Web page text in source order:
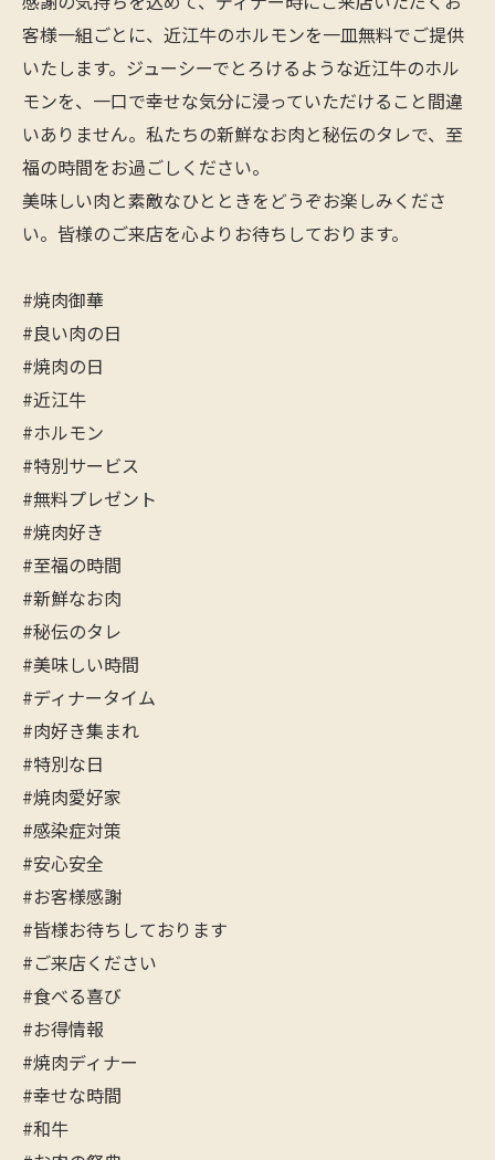
客様一組ごとに、近江牛のホルモンを一皿無料でご提供
いたします。ジューシーでとろけるような近江牛のホル
モンを、一口で幸せな気分に浸っていただけること間違
いありません。私たちの新鮮なお肉と秘伝のタレで、至
福の時間をお過ごしください。
美味しい肉と素敵なひとときをどうぞお楽しみくださ
い。皆様のご来店を心よりお待ちしております。
#焼肉御華
#良い肉の日
#焼肉の日
#近江牛
#ホルモン
#特別サービス
#無料プレゼント
#焼肉好き
#至福の時間
#新鮮なお肉
#秘伝のタレ
#美味しい時間
#ディナータイム
#肉好き集まれ
#特別な日
#焼肉愛好家
#感染症対策
#安心安全
#お客様感謝
#皆様お待ちしております
#ご来店ください
#食べる喜び
#お得情報
#焼肉ディナー
#幸せな時間
#和牛